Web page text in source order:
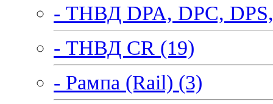
- ТНВД DPA, DPC,
- ТНВД CR (19)
- Рампа (Rail) (3)